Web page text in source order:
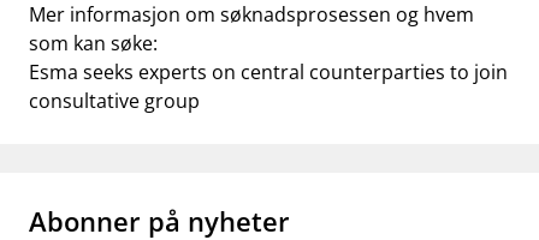
Mer informasjon om søknadsprosessen og hvem
som kan søke:
Esma seeks experts on central counterparties to join
consultative group
Abonner på nyheter